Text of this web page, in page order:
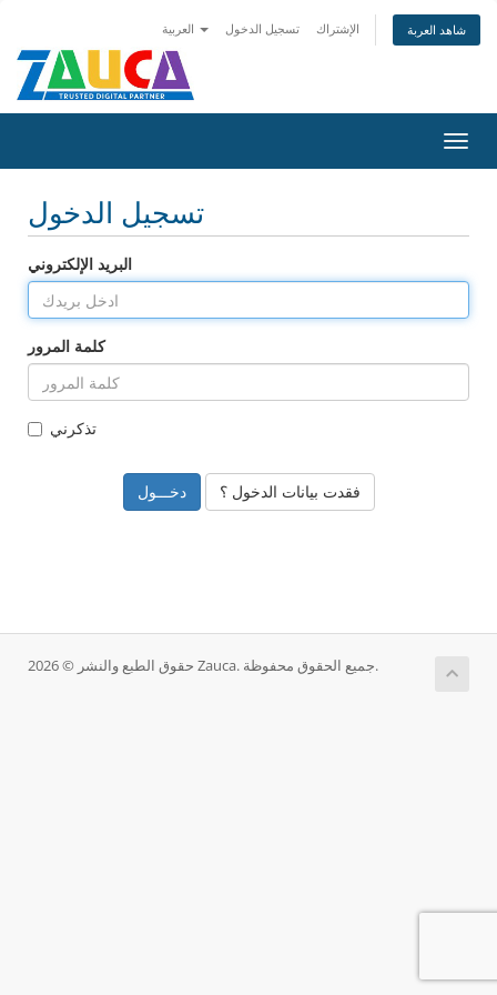
تسجيل الدخول الإشتراك شاهد العربة
تبديل
التنقل
تسجيل الدخول
البريد الإلكتروني
كلمة المرور
تذكرني
فقدت بيانات الدخول ؟
حقوق الطبع والنشر © 2026 Zauca. جميع الحقوق محفوظة.